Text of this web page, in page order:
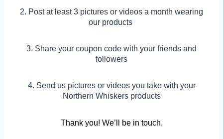
2. Post at least 3 pictures or videos a month wearing
our products
3. Share your coupon code with your friends and
followers
4. Send us pictures or videos you take with your
Northern Whiskers products
Thank you! We’ll be in touch.